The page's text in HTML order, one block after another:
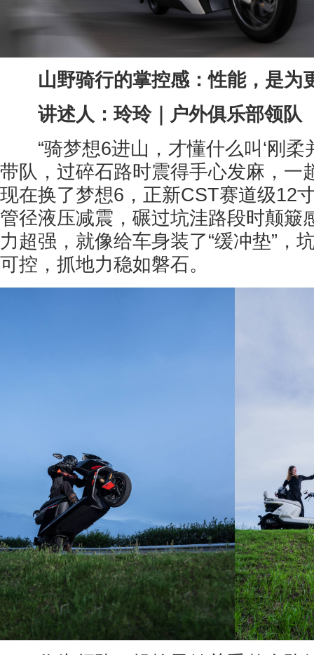
山野骑行的掌控感：性能，是为
讲述人：玲玲｜户外俱乐部领队
“骑梦想6进山，才懂什么叫‘刚柔
带队，过碎石路时震得手心发麻，一
现在换了梦想6，正新CST赛道级12
管径液压减震，碾过坑洼路段时颠簸
力超强，就像给车身装了“缓冲垫”，
可控，抓地力稳如磐石。